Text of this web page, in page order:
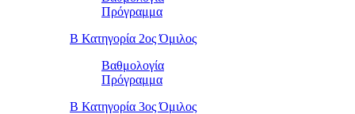
Πρόγραμμα
Β Κατηγορία 2ος Όμιλος
Βαθμολογία
Πρόγραμμα
Β Κατηγορία 3ος Όμιλος